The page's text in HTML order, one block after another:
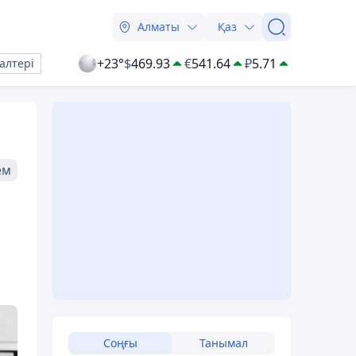
Алматы Қаз
+23°$469.93 €541.64 ₽5.71
Соңғы Танымал